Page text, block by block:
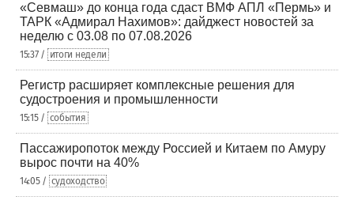
«Севмаш» до конца года сдаст ВМФ АПЛ «Пермь» и
ТАРК «Адмирал Нахимов»: дайджест новостей за
неделю с 03.08 по 07.08.2026
15:37 / итоги недели
Регистр расширяет комплексные решения для
судостроения и промышленности
15:15 / события
Пассажиропоток между Россией и Китаем по Амуру
вырос почти на 40%
14:05 / судоходство